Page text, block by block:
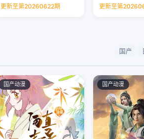
更新至第20260622期
更新至第
国产
国产动漫 国产动漫